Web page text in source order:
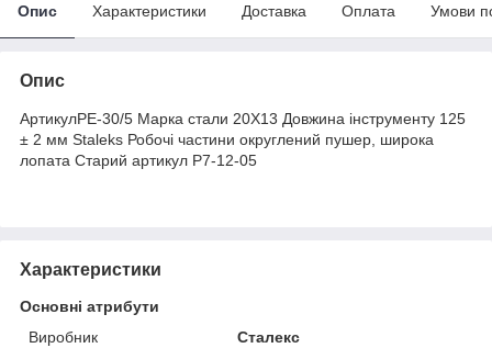
Опис Характеристики Доставка Оплата Умови
Опис
АртикулРЕ-30/5 Марка стали 20Х13 Довжина інструменту 125
± 2 мм Staleks Робочі частини округлений пушер, широка
лопата Старий артикул Р7-12-05
Характеристики
Основні атрибути
Виробник
Сталекс